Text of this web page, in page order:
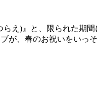
らえ)』と、限られた期
が、春のお祝いをいっ